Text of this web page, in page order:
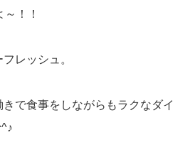
！！
レッシュ。
で食事をしながらもラクなダイ